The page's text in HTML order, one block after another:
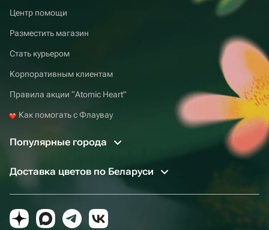
Центр помощи
Разместить магазин
Стать курьером
Корпоративным клиентам
Правила акции “Atomic Heart”
Как помогать с Флаувау
Популярные города
Доставка цветов по Беларуси